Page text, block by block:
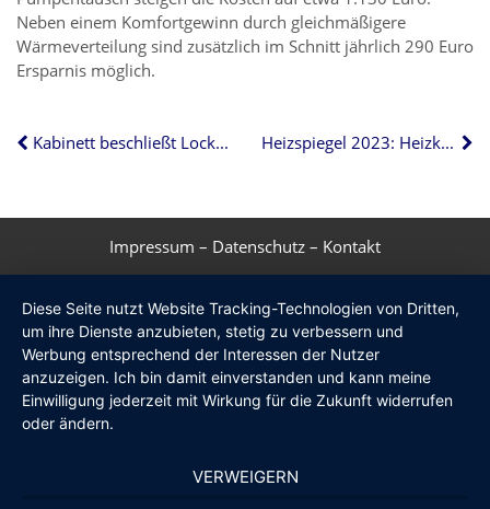
Neben einem Komfortgewinn durch gleichmäßigere
Wärmeverteilung sind zusätzlich im Schnitt jährlich 290 Euro
Ersparnis möglich.
Kabinett beschließt Lockerungen bei Balkonkraftwerken Heizspiegel 2023: Heizkosten bis zu 81 Prozent höher
Impressum – Datenschutz – Kontakt
Diese Seite nutzt Website Tracking-Technologien von Dritten,
um ihre Dienste anzubieten, stetig zu verbessern und
Werbung entsprechend der Interessen der Nutzer
anzuzeigen. Ich bin damit einverstanden und kann meine
Einwilligung jederzeit mit Wirkung für die Zukunft widerrufen
oder ändern.
VERWEIGERN